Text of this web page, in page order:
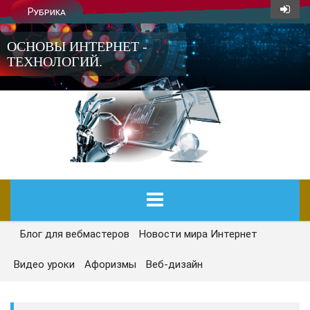
Рубрика
ОСНОВЫ ИНТЕРНЕТ -
ТЕХНОЛОГИЙ.
ГЛАВНАЯ
СЕГОДНЯ
Блог для вебмастеров Новости мира Интернет
Видео уроки Афоризмы Веб-дизайн